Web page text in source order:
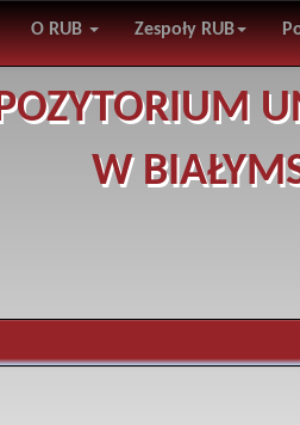
O RUB Zespoły RUB
W